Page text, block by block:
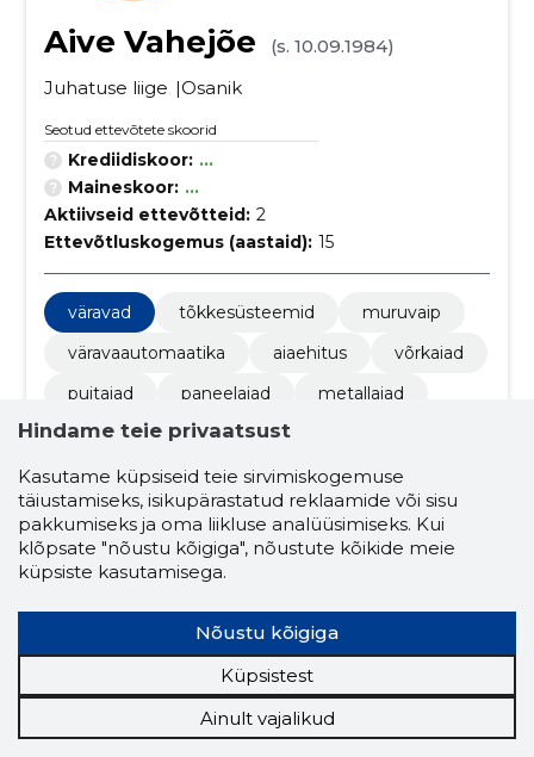
Aive Vahejõe
(s. 10.09.1984)
Juhatuse liige
Osanik
Seotud ettevõtete skoorid
Krediidiskoor: ...
Maineskoor: ...
Aktiivseid ettevõtteid: 2
Ettevõtluskogemus (aastaid): 15
väravad tõkkesüsteemid
muruvaip
väravaautomaatika
aiaehitus
võrkaiad
puitaiad
paneelaiad
metallaiad
tõkkepuud
tiibväravad
paigaldus
siidmuru
muru rajamine
seemnekülv
väravate paigaldus
aedade paigaldus
aed
materjalid
üle eesti
müük ja paigaldus
täislahendused
Hindame teie privaatsust
Kasutame küpsiseid teie sirvimiskogemuse
täiustamiseks, isikupärastatud reklaamide või sisu
pakkumiseks ja oma liikluse analüüsimiseks. Kui
klõpsate "nõustu kõigiga", nõustute kõikide meie
küpsiste kasutamisega.
Nõustu kõigiga
Küpsistest
Ainult vajalikud